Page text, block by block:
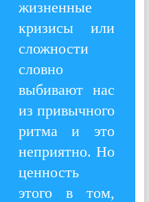
жизненные
кризисы или
сложности
словно
выбивают нас
из привычного
ритма и это
неприятно. Но
ценность
этого в том,